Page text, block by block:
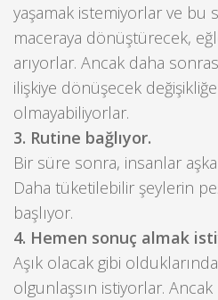
yaşamak istemiyorlar ve bu
maceraya dönüştürecek,
arıyorlar. Ancak daha
ilişkiye dönüşecek
olmayabiliyorlar.
3. Rutine bağlıyor.
Bir süre sonra, insanlar aşka
Daha tüketilebilir şeylerin
başlıyor.
4. Hemen sonuç almak
Aşık olacak gibi
olgunlaşsın istiyorlar. Ancak